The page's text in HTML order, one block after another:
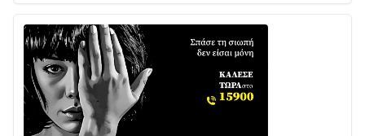
03/08 • 07:45
Ενισχύεται η Πολιτική Προστασία στο Δήμο Αγρινίου
με δύο νέα υδροφόρα οχήματα
02/08 • 18:26
Διαβάστε την «Ναυπακτία» που κυκλοφορεί
31/07 • 08:16